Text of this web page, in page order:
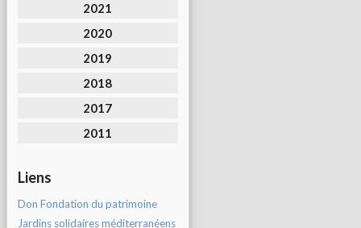
2021
2020
2019
2018
2017
2011
Liens
Don Fondation du patrimoine
Jardins solidaires méditerranéens